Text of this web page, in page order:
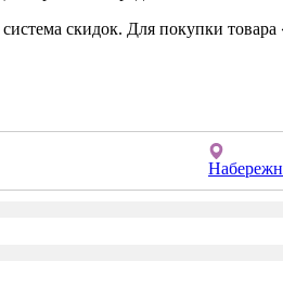
скидок. Для покупки